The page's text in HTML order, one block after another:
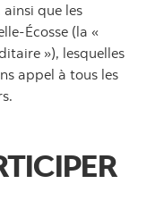
que les
Écosse (la «
»), lesquelles
appel à tous les